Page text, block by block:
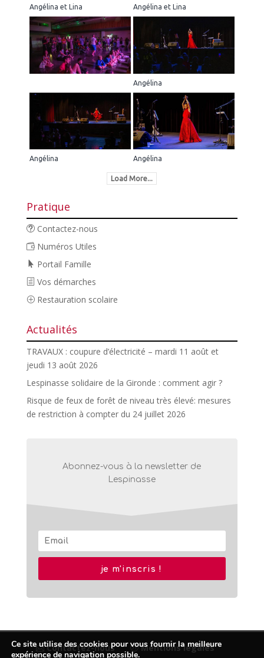
Angélina et Lina Angélina et Lina
Angélina
Angélina Angélina
Load More...
Pratique
Contactez-nous
Numéros Utiles
Portail Famille
Vos démarches
Restauration scolaire
Actualités
TRAVAUX : coupure d’électricité – mardi 11 août et
jeudi 13 août 2026
Lespinasse solidaire de la Gironde : comment agir ?
Risque de feux de forêt de niveau très élevé: mesures
de restriction à compter du 24 juillet 2026
Abonnez-vous à la newsletter de
Lespinasse
je m'inscris !
Contactez-nous
Mentions légales
Ce site utilise des cookies pour vous fournir la meilleure
expérience de navigation possible.